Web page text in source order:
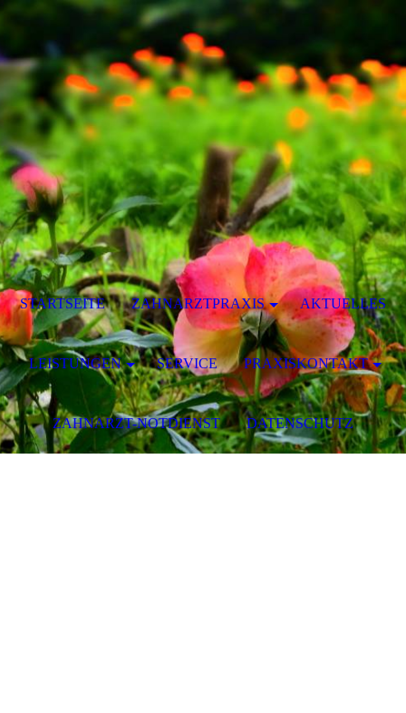
STARTSEITE ZAHNARZTPRAXIS AKTUELLES
LEISTUNGEN SERVICE PRAXISKONTAKT
ZAHNARZT-NOTDIENST DATENSCHUTZ